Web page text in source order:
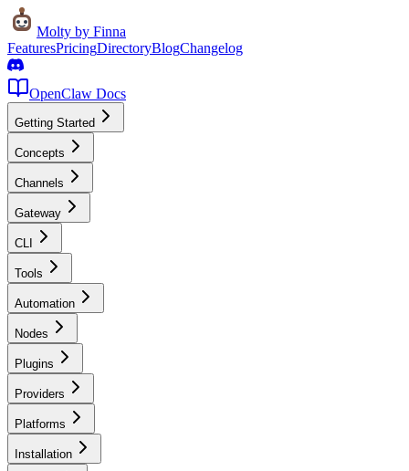
Molty by Finna
FeaturesPricingDirectoryBlogChangelog
OpenClaw Docs
Getting Started
Concepts
Channels
Gateway
CLI
Tools
Automation
Nodes
Plugins
Providers
Platforms
Installation